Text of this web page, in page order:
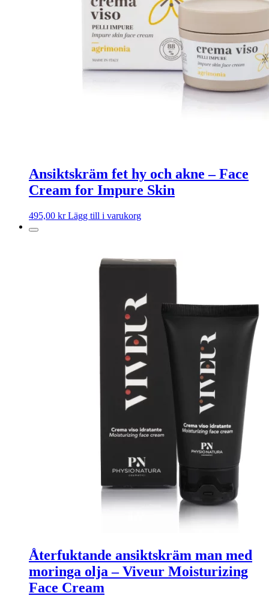
Ansiktskräm fet hy och akne – Face
Cream for Impure Skin
495,00 kr Lägg till i varukorg
Återfuktande ansiktskräm man med
moringa olja – Viveur Moisturizing
Face Cream